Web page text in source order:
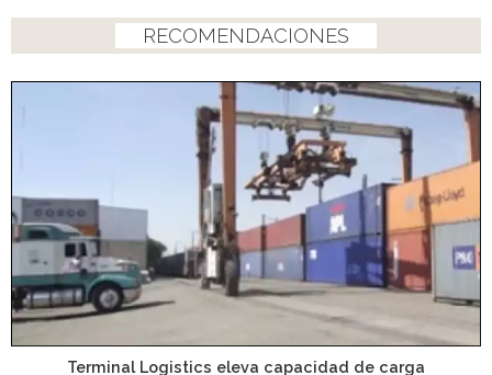
RECOMENDACIONES
Terminal Logistics eleva capacidad de carga